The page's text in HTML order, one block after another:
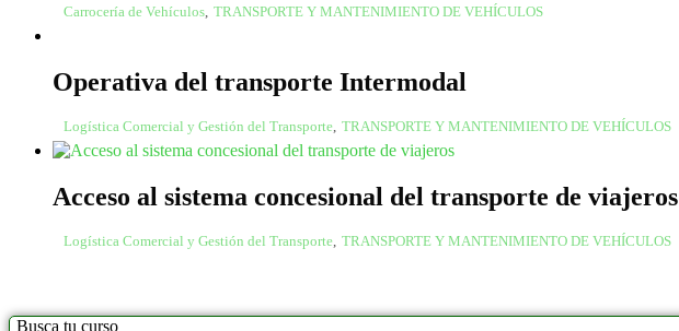
Carrocería de Vehículos, TRANSPORTE Y MANTENIMIENTO DE VEHÍCULOS
Operativa del transporte Intermodal
Logística Comercial y Gestión del Transporte, TRANSPORTE Y MANTENIMIENTO DE VEHÍCULOS
Acceso al sistema concesional del transporte de viajeros
Logística Comercial y Gestión del Transporte TRANSPORTE Y MANTENIMIENTO DE VEHÍCULOS
Busca tu curso